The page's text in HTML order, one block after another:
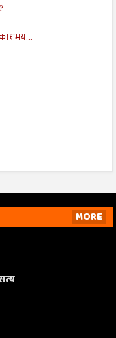
MORE